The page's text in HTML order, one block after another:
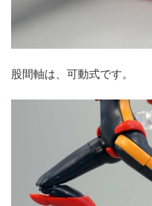
股間軸は、可動式です。